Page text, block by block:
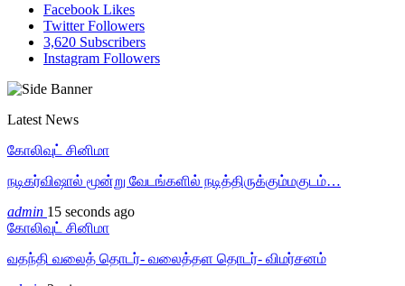
Facebook Likes
Twitter Followers
3,620 Subscribers
Instagram Followers
Latest News
கோலிவுட் சினிமா
நடிகர்விஷால் மூன்று வேடங்களில் நடித்திருக்கும்மகுடம்…
admin 15 seconds ago
கோலிவுட் சினிமா
வதந்தி வலைத் தொடர்- வலைத்தள தொடர்- விமர்சனம்